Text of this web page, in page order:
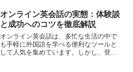
判断に迷うことが多いでしょう。この記
事では、オンライン英会話...
オンライン英会話の実態：体験談
と成功へのコツを徹底解説
オンライン英会話は、多忙な生活の中で
も手軽に外国語を学べる便利なツールと
して人気を集めています。しかし、登録